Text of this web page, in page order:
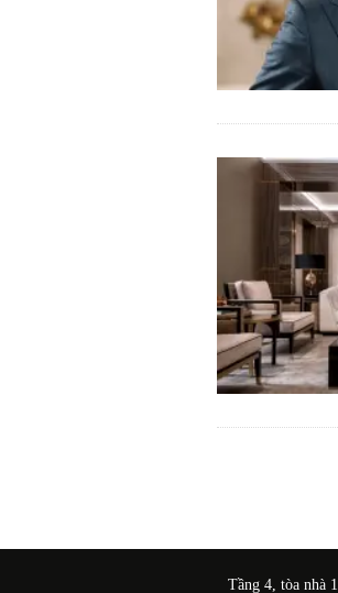
Tầng 4, tòa nhà